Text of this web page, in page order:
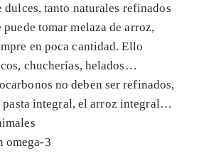
tanto naturales refinados
tomar melaza de arroz,
en poca cantidad. Ello
chucherías, helados…
no deben ser refinados,
integral, el arroz integral…
omega-3